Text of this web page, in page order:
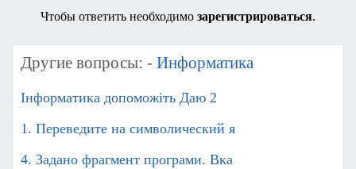
Чтобы ответить необходимо зарегистрироваться.
Другие вопросы: - Информатика
Інформатика допоможіть Даю 2
1. Переведите на символический я
4. Задано фрагмент програми. Вка